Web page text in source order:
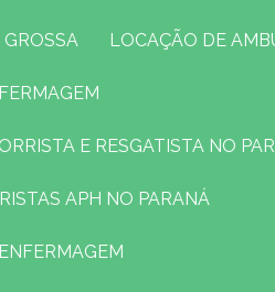
LOCAÇÃO DE
E RESGATISTA NO
APH NO PARANÁ